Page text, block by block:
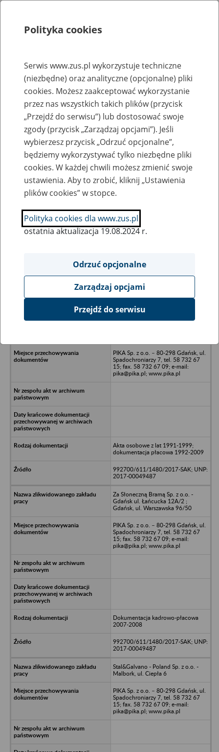
Rejestry, ewidencje i archiwa
Baza zlikwidowanych lub
przekształconych zakładów pracy
Nazwa zakładu pracy:
SZUKAJ
Ukryj wszystkie pozycje bazy
PPH BALSPORT Barbara
PIKA Sp. z o.o. – 80-298 Gdańsk, ul.
Spadochroniarzy 7, tel. 58 732 67
15; fax. 58 732 67 09; e-mail:
pika@pika.pl; www.pika.pl
Akta osobowe z lat 1991-1999;
dokumentacja płacowa 1992-2009
992700/611/1480/2017-SAK; UNP:
2017-00049487
Za Słoneczną Bramą Sp. z o.o. -
Gdańsk ul. Łańcucka 12A/2 ;
Gdańsk, ul. Warszawska 96/50
PIKA Sp. z o.o. – 80-298 Gdańsk, ul.
Spadochroniarzy 7, tel. 58 732 67
15; fax. 58 732 67 09; e-mail:
pika@pika.pl; www.pika.pl
Dokumentacja kadrowo-płacowa
2007-2008
992700/611/1480/2017-SAK; UNP:
2017-00049487
Stal&Galvano - Poland Sp. z o.o. -
Malbork, ul. Ciepła 6
PIKA Sp. z o.o. – 80-298 Gdańsk, ul.
Spadochroniarzy 7, tel. 58 732 67
15; fax. 58 732 67 09; e-mail:
pika@pika.pl; www.pika.pl
Polityka cookies
Serwis www.zus.pl wykorzystuje techniczne
(niezbędne) oraz analityczne (opcjonalne) pliki
cookies. Możesz zaakceptować wykorzystanie
przez nas wszystkich takich plików (przycisk
„Przejdź do serwisu”) lub dostosować swoje
zgody (przycisk „Zarządzaj opcjami”). Jeśli
wybierzesz przycisk „Odrzuć opcjonalne”,
będziemy wykorzystywać tylko niezbędne pliki
cookies. W każdej chwili możesz zmienić swoje
ustawienia. Aby to zrobić, kliknij „Ustawienia
plików cookies” w stopce.
Polityka cookies dla www.zus.pl
ostatnia aktualizacja 19.08.2024 r.
Odrzuć opcjonalne
Zarządzaj opcjami
Przejdź do serwisu